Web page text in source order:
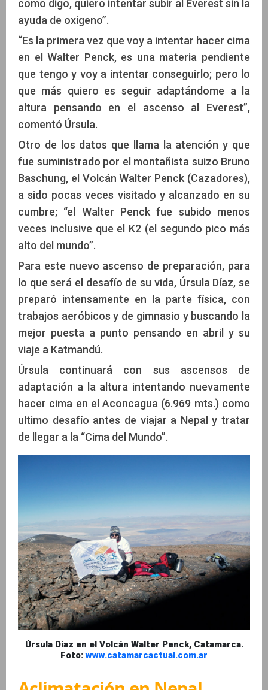
como digo, quiero intentar subir al Everest sin la
ayuda de oxigeno”.
“Es la primera vez que voy a intentar hacer cima
en el Walter Penck, es una materia pendiente
que tengo y voy a intentar conseguirlo; pero lo
que más quiero es seguir adaptándome a la
altura pensando en el ascenso al Everest”,
comentó Úrsula.
Otro de los datos que llama la atención y que
fue suministrado por el montañista suizo Bruno
Baschung, el Volcán Walter Penck (Cazadores),
a sido pocas veces visitado y alcanzado en su
cumbre; “el Walter Penck fue subido menos
veces inclusive que el K2 (el segundo pico más
alto del mundo”.
Para este nuevo ascenso de preparación, para
lo que será el desafío de su vida, Úrsula Díaz, se
preparó intensamente en la parte física, con
trabajos aeróbicos y de gimnasio y buscando la
mejor puesta a punto pensando en abril y su
viaje a Katmandú.
Úrsula continuará con sus ascensos de
adaptación a la altura intentando nuevamente
hacer cima en el Aconcagua (6.969 mts.) como
ultimo desafío antes de viajar a Nepal y tratar
de llegar a la “Cima del Mundo”.
Úrsula Díaz en el Volcán Walter Penck, Catamarca.
Foto:www.catamarcactual.com.ar